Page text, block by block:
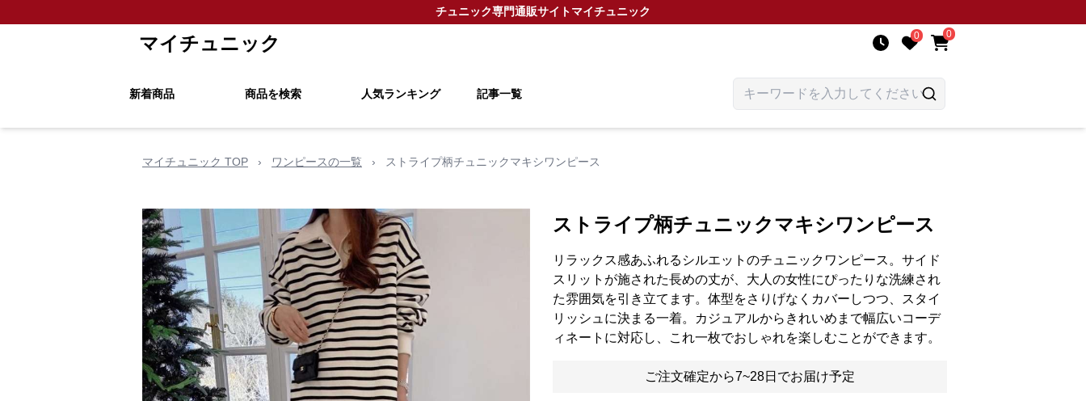
チュニック専門通販サイトマイチュニック
マイチュニック 0 0
新着商品 商品を検索 人気ランキング 記事一覧
マイチュニック TOP › ワンピースの一覧 › ストライプ柄チュニックマキシワンピース
ストライプ柄チュニックマキシワンピース
リラックス感あふれるシルエットのチュニックワンピース。サイド
スリットが施された長めの丈が、大人の女性にぴったりな洗練され
た雰囲気を引き立てます。体型をさりげなくカバーしつつ、スタイ
リッシュに決まる一着。カジュアルからきれいめまで幅広いコーデ
ィネートに対応し、これ一枚でおしゃれを楽しむことができます。
ご注文確定から7~28日でお届け予定